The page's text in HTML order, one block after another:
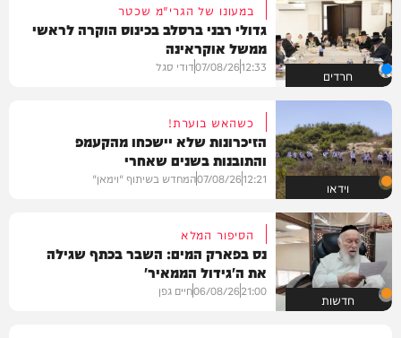
חרדים
במעונו של הגרי"מ שכטר
גדולי רבני ברסלב בכינוס הוקרה לראשי
ממשל אוקראינה
12:33
07/08/26דודי סגל
וידאו
כשהאש בוערת!
הזיכרונות שלא יישכחו מהקעמפ
והתובנות בשנים שאחרי
12:21
07/08/26המחדש בשיתוף "וימאן"
חדשות
הסיפור המלא
נס בפארק המים: השבר בכתף שגילה
את ה'גידול הממאיר'
21:00
06/08/26חיים גפן